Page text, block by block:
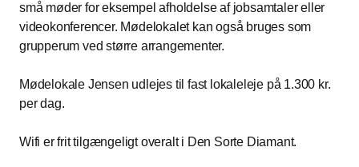
små møder for eksempel afholdelse af jobsamtaler eller
videokonferencer. Mødelokalet kan også bruges som
grupperum ved større arrangementer.
Mødelokale Jensen udlejes til fast lokaleleje på 1.300 kr.
per dag.
Wifi er frit tilgængeligt overalt i Den Sorte Diamant.